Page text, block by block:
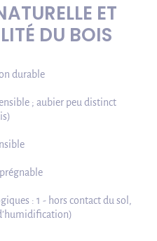
ET
DU BOIS
durable
; aubier peu distinct
: 1 - hors contact du sol,